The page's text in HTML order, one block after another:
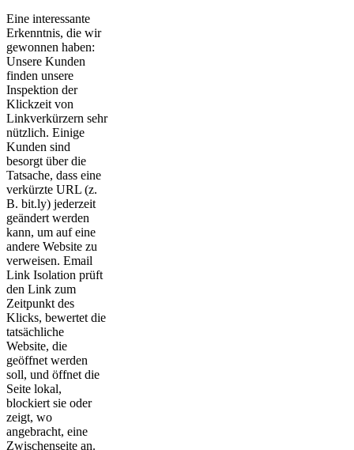
Eine interessante
Erkenntnis, die wir
gewonnen haben:
Unsere Kunden
finden unsere
Inspektion der
Klickzeit von
Linkverkürzern sehr
nützlich. Einige
Kunden sind
besorgt über die
Tatsache, dass eine
verkürzte URL (z.
B. bit.ly) jederzeit
geändert werden
kann, um auf eine
andere Website zu
verweisen. Email
Link Isolation prüft
den Link zum
Zeitpunkt des
Klicks, bewertet die
tatsächliche
Website, die
geöffnet werden
soll, und öffnet die
Seite lokal,
blockiert sie oder
zeigt, wo
angebracht, eine
Zwischenseite an.